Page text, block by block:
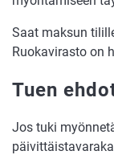
Saat maksun
Ruokavirasto on
Tuen
Jos tuki